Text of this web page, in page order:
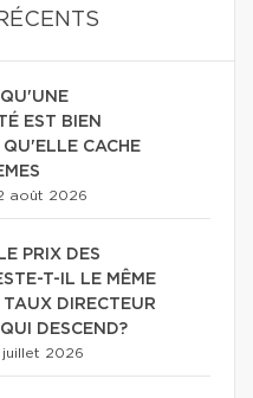
QU'UNE
EST BIEN
CACHE
août 2026
PRIX DES
T-IL LE MÊME
DIRECTEUR
DESCEND?
juillet 2026